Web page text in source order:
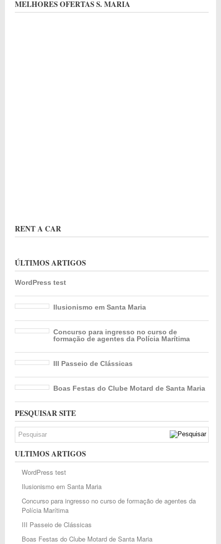
MELHORES OFERTAS S. MARIA
RENT A CAR
ÚLTIMOS ARTIGOS
WordPress test
Ilusionismo em Santa Maria
Concurso para ingresso no curso de
formação de agentes da Polícia Marítima
III Passeio de Clássicas
Boas Festas do Clube Motard de Santa Maria
PESQUISAR SITE
ULTIMOS ARTIGOS
WordPress test
Ilusionismo em Santa Maria
Concurso para ingresso no curso de formação de agentes da
Polícia Marítima
III Passeio de Clássicas
Boas Festas do Clube Motard de Santa Maria